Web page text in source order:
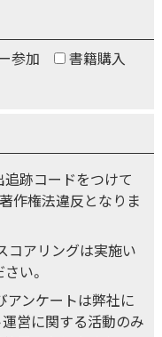
参加
書籍購入
跡コードをつけて
作権法違反となりま
コアリングは実施い
い。
アンケートは弊社に
営に関する活動のみ